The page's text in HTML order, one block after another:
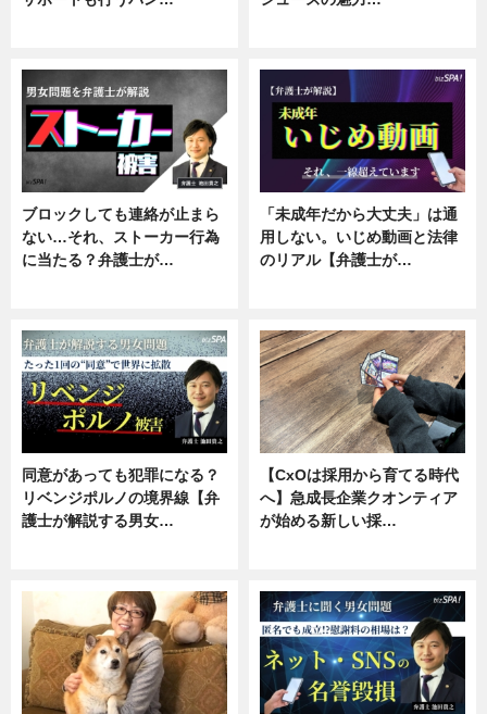
ブロックしても連絡が止まら
ない…それ、ストーカー行為
に当たる？弁護士が…
「未成年だから大丈夫」は通
用しない。いじめ動画と法律
のリアル【弁護士が…
同意があっても犯罪になる？
リベンジポルノの境界線【弁
護士が解説する男女…
【CxOは採用から育てる時代
へ】急成長企業クオンティア
が始める新しい採…